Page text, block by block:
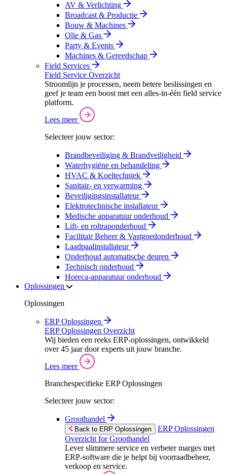
AV & Verlichting
Broadcast & Productie
Bouw & Machines
Olie & Gas
Party & Events
Machines & Gereedschap
Field Services
Field Service Overzicht
Stroomlijn je processen, neem betere beslissingen en
geef je team een boost met een alles-in-één field service
platform.
Lees meer
Selecteer jouw sector:
Brandbeveiliging & Brandveiligheid
Waterhygiëne en behandeling
HVAC & Koeltechniek
Sanitair- en verwarming
Beveiligingsinstallateur
Elektrotechnische installateur
Medische apparatuur onderhoud
Lift- en roltraponderhoud
Facilitair Beheer & Vastgoedonderhoud
Laadpaalinstallateur
Onderhoud automatische deuren
Technisch onderhoud
Horeca-apparatuur onderhoud
Oplossingen
Oplossingen
ERP Oplossingen
ERP Oplossingen Overzicht
Wij bieden een reeks ERP-oplossingen, ontwikkeld
over 45 jaar door experts uit jouw branche.
Lees meer
Branchespecifieke ERP Oplossingen
Selecteer jouw sector:
Groothandel
Back to ERP Oplossingen
ERP Oplossingen
Overzicht for Groothandel
Lever slimmere service en verbeter marges met
ERP-software die je helpt bij voorraadbeheer,
verkoop en service.